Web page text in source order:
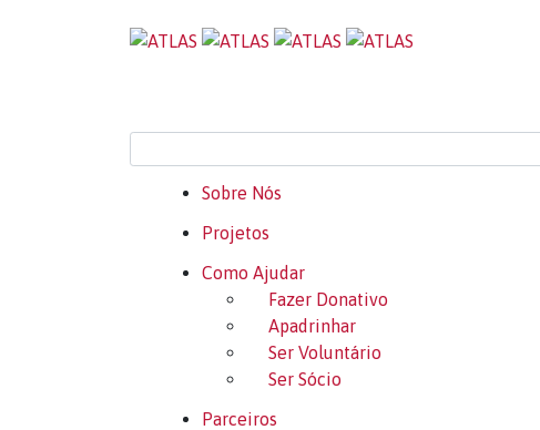
Sobre Nós
Projetos
Como Ajudar
Fazer Donativo
Apadrinhar
Ser Voluntário
Ser Sócio
Parceiros